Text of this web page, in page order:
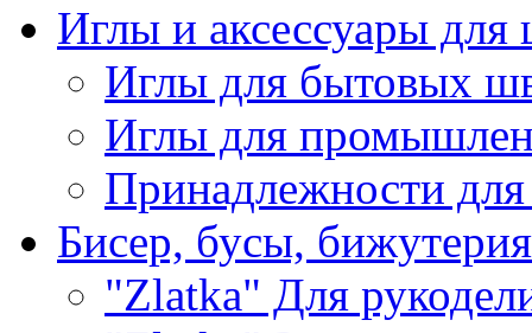
Иглы и аксессуары
Иглы для бытовых
Иглы для
Принадлежности
Бисер, бусы, бижутерия
"Zlatka" Для